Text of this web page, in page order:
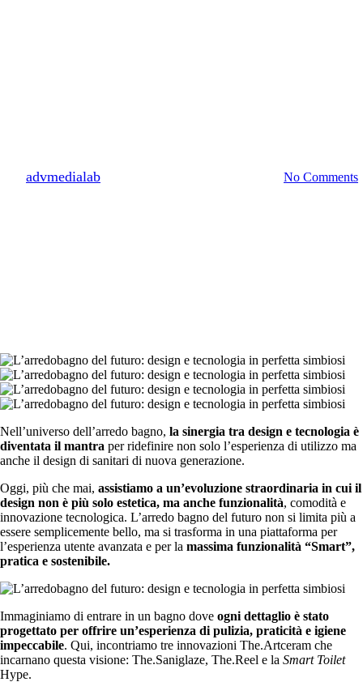
advmedialab No Comments
Nell’universo dell’arredo bagno, la sinergia tra design e tecnologia è
diventata il mantra per ridefinire non solo l’esperienza di utilizzo ma
anche il design di sanitari di nuova generazione.
Oggi, più che mai, assistiamo a un’evoluzione straordinaria in cui il
design non è più solo estetica, ma anche funzionalità, comodità e
innovazione tecnologica. L’arredo bagno del futuro non si limita più a
essere semplicemente bello, ma si trasforma in una piattaforma per
l’esperienza utente avanzata e per la massima funzionalità “Smart”,
pratica e sostenibile.
Immaginiamo di entrare in un bagno dove ogni dettaglio è stato
progettato per offrire un’esperienza di pulizia, praticità e igiene
impeccabile. Qui, incontriamo tre innovazioni The.Artceram che
incarnano questa visione: The.Saniglaze, The.Reel e la Smart Toilet
Hype.